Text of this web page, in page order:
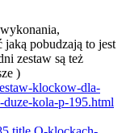
pobudzają to jest
zestaw są też
)
klockow-dla-
kola-p-195.html